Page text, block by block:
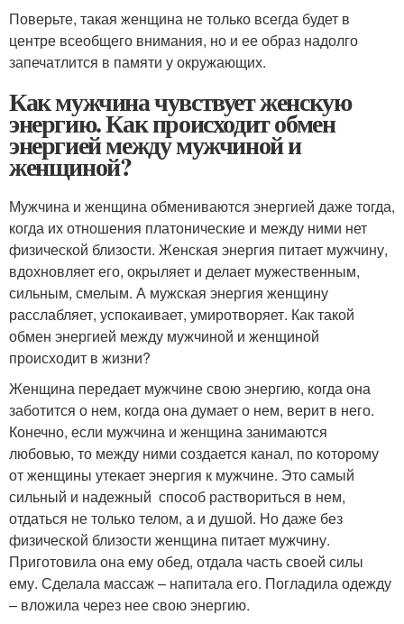
Поверьте, такая женщина не только всегда будет в
центре всеобщего внимания, но и ее образ надолго
запечатлится в памяти у окружающих.
Как мужчина чувствует женскую
энергию. Как происходит обмен
энергией между мужчиной и
женщиной?
Мужчина и женщина обмениваются энергией даже тогда,
когда их отношения платонические и между ними нет
физической близости. Женская энергия питает мужчину,
вдохновляет его, окрыляет и делает мужественным,
сильным, смелым. А мужская энергия женщину
расслабляет, успокаивает, умиротворяет. Как такой
обмен энергией между мужчиной и женщиной
происходит в жизни?
Женщина передает мужчине свою энергию, когда она
заботится о нем, когда она думает о нем, верит в него.
Конечно, если мужчина и женщина занимаются
любовью, то между ними создается канал, по которому
от женщины утекает энергия к мужчине. Это самый
сильный и надежный способ раствориться в нем,
отдаться не только телом, а и душой. Но даже без
физической близости женщина питает мужчину.
Приготовила она ему обед, отдала часть своей силы
ему. Сделала массаж – напитала его. Погладила одежду
– вложила через нее свою энергию.